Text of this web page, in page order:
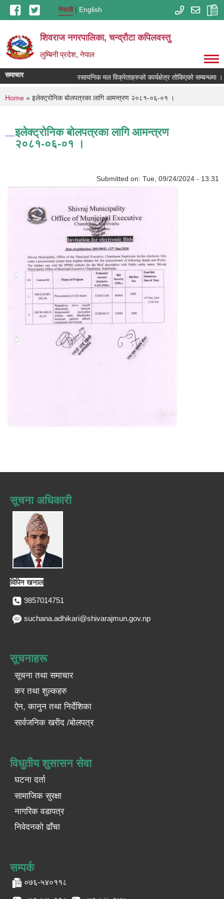
Skip to main contentनेपाली English
शिवराज नगरपालिका, चन्द्राैटा कपिलवस्तु
लुम्बिनी प्रदेश, नेपाल
समाचार रसायनिक मल विक्रेताहरुको कार्यक्षेत्र तोकिएको सम्बन्धमा ।
You are here
Home » इलेक्ट्रोनिक बोलपत्रका लागि आमन्त्रण २०८१-०६-०१ ।
इलेक्ट्रोनिक बोलपत्रका लागि आमन्त्रण
२०८१-०६-०१ ।
Submitted on: Tue, 09/24/2024 - 13:31
सूचना अधिकारी
विपिन खनाल
9857014751
suchana.adhikari@shivarajmun.gov.np
सूचनाहरू
सूचना तथा समाचार
कर तथा शुल्कहरु
ऐन, कानुन तथा निर्देशिका
सार्वजनिक खरीद /बोलपत्र
विधुतीय शुसासन सेवा
घटना दर्ता
सामाजिक सुरक्षा
नागरिक वडापत्र
निवेदनको ढाँचा
सम्पर्क
०७६-५४०११८